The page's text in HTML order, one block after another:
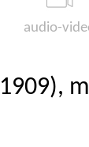
audio-